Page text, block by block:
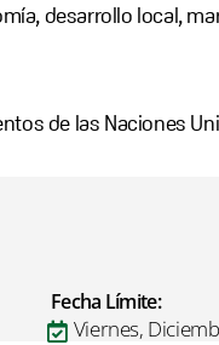
desarrollo local,
de las Naciones
Fecha Límite:
Viernes,